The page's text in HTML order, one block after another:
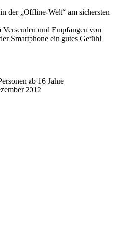
der „Offline-Welt“ am sichersten
und Empfangen von
Smartphone ein gutes Gefühl
ab 16 Jahre
2012